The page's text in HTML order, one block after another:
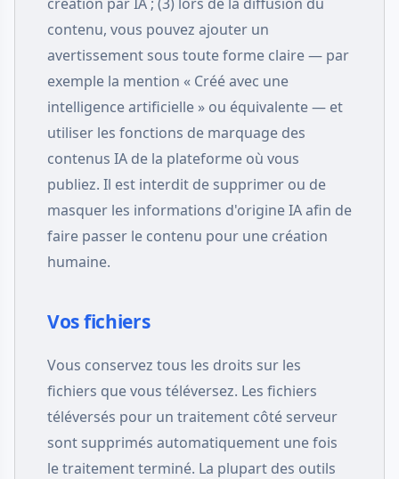
contenu, vous pouvez ajouter un
avertissement sous toute forme claire — par
exemple la mention « Créé avec une
intelligence artificielle » ou équivalente — et
utiliser les fonctions de marquage des
contenus IA de la plateforme où vous
publiez. Il est interdit de supprimer ou de
masquer les informations d'origine IA afin de
faire passer le contenu pour une création
humaine.
Vos fichiers
Vous conservez tous les droits sur les
fichiers que vous téléversez. Les fichiers
téléversés pour un traitement côté serveur
sont supprimés automatiquement une fois
le traitement terminé. La plupart des outils